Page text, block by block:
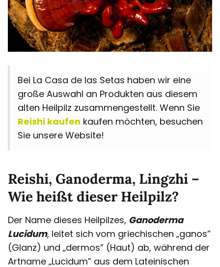
Bei La Casa de las Setas haben wir eine
große Auswahl an Produkten aus diesem
alten Heilpilz zusammengestellt. Wenn Sie
Reishi kaufen kaufen möchten, besuchen
Sie unsere Website!
Reishi, Ganoderma, Lingzhi –
Wie heißt dieser Heilpilz?
Der Name dieses Heilpilzes, Ganoderma
Lucidum, leitet sich vom griechischen „ganos”
(Glanz) und „dermos” (Haut) ab, während der
Artname „Lucidum” aus dem Lateinischen